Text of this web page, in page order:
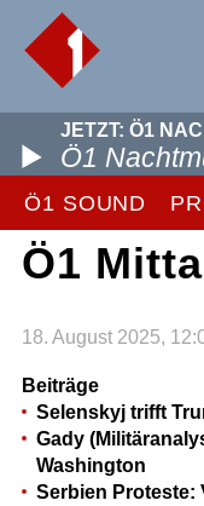
JETZT: Ö1
Ö1
Ö1 SOUND
Ö1
18. August 2025,
Beiträge
Selenskyj trifft
Gady
Washington
Serbien Proteste: